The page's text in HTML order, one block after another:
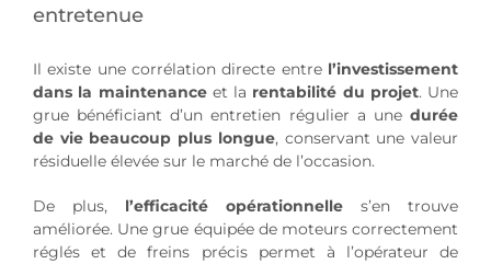
entretenue
Il existe une corrélation directe entre l’investissement
dans la maintenanceet la rentabilité du projet. Une
grue bénéficiant d’un entretien régulier a une durée
de vie beaucoup plus longue, conservant une valeur
résiduelle élevée sur le marché de l’occasion.
De plus, l’efficacité opérationnelle s’en trouve
améliorée. Une grue équipée de moteurs correctement
réglés et de freins précis permet à l’opérateur de